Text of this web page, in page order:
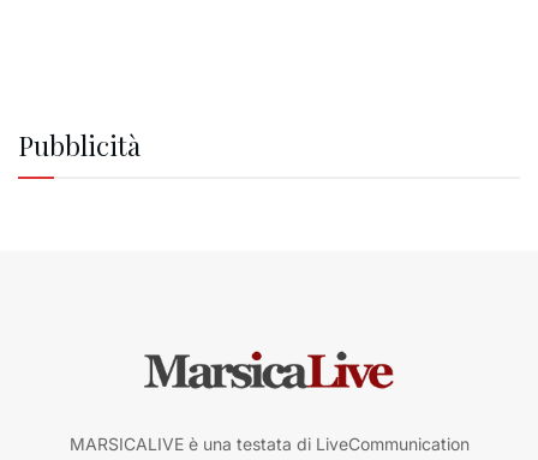
Pubblicità
MARSICALIVE è una testata di LiveCommunication